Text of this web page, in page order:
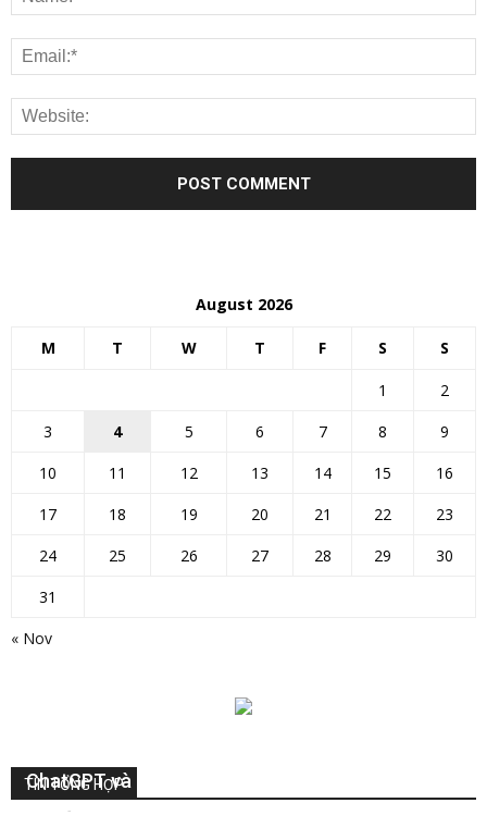
August 2026
M T W T F S S
« Nov
1
2
3
4 5 6 7 8
9
10
11 12 13 14 15
16
17
18 19 20 21 22
23
24
25 26 27 28 29
30
31
TIN TỔNG HỢP
ChatGPT và Thiên văn học
-